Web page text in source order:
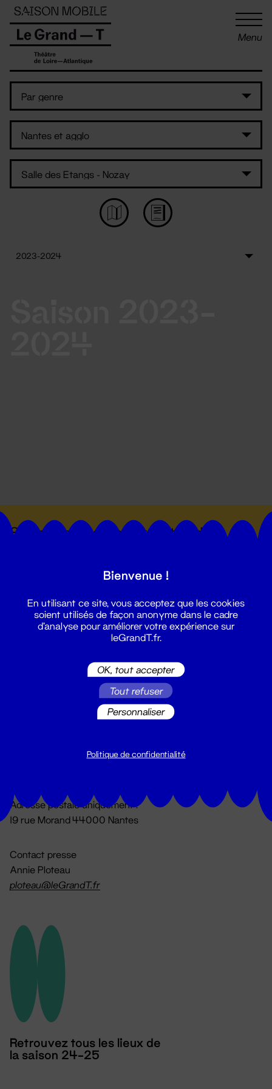
Menu
Suivez toutes les actualités du
Du lundi au vendredi 14h → 18h
Adresse postale uniquement :
19 rue Morand 44000 Nantes
Contact presse
Annie Ploteau
ploteau@leGrandT.fr
Retrouvez tous les lieux de
la saison 24-25
Panneau de gestion des cookies
Bienvenue !
En utilisant ce site, vous acceptez que les cookies
soient utilisés de façon anonyme dans le cadre
d'analyse pour améliorer votre expérience sur
leGrandT.fr.
OK, tout accepter
Tout refuser
Personnaliser
Politique de confidentialité